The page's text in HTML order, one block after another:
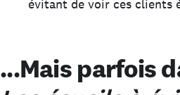
évitant de voir ces clients
...Mais parfois